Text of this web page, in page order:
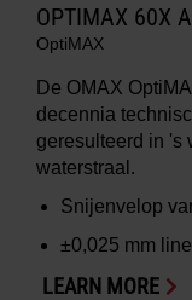
OPTIMAX 60X
OptiMAX
De OMAX
decennia
geresulteerd in 's
waterstraal.
Snijenvelop
±0,025 mm
LEARN MORE